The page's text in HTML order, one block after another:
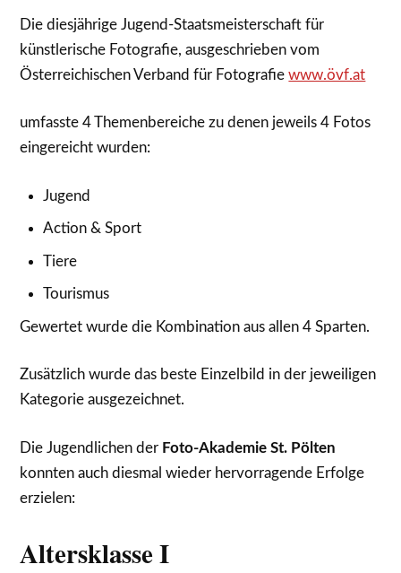
Die diesjährige Jugend-Staatsmeisterschaft für
künstlerische Fotografie, ausgeschrieben vom
Österreichischen Verband für Fotografiewww.övf.at
umfasste 4 Themenbereiche zu denen jeweils 4 Fotos
eingereicht wurden:
Jugend
Action & Sport
Tiere
Tourismus
Gewertet wurde die Kombination aus allen 4 Sparten.
Zusätzlich wurde das beste Einzelbild in der jeweiligen
Kategorie ausgezeichnet.
Die Jugendlichen der Foto-Akademie St. Pölten
konnten auch diesmal wieder hervorragende Erfolge
erzielen:
Altersklasse I